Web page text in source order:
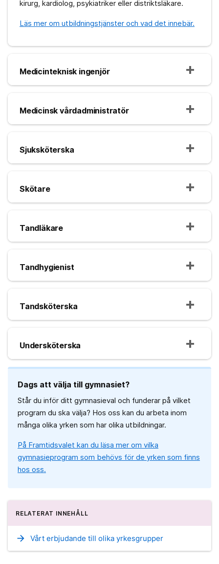
kirurg, kardiolog, psykiatriker eller distriktsläkare.
Läs mer om utbildningstjänster och vad det innebär.
Medicinteknisk ingenjör
Medicinsk vårdadministratör
Sjuksköterska
Skötare
Tandläkare
Tandhygienist
Tandsköterska
Undersköterska
Dags att välja till gymnasiet?
Står du inför ditt gymnasieval och funderar på vilket
program du ska välja? Hos oss kan du arbeta inom
många olika yrken som har olika utbildningar.
På Framtidsvalet kan du läsa mer om vilka
gymnasieprogram som behövs för de yrken som finns
hos oss.
RELATERAT INNEHÅLL
arrow_forward Vårt erbjudande till olika yrkesgrupper